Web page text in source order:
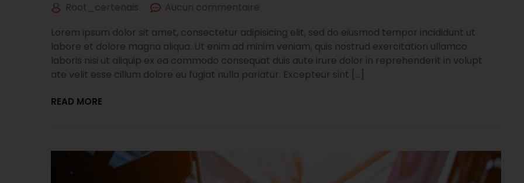
Root_certenais
Aucun commentaire
Lorem ipsum dolor sit amet, consectetur adipisicing elit, sed do eiusmod tempor incididunt ut
labore et dolore magna aliqua. Ut enim ad minim veniam, quis nostrud exercitation ullamco
laboris nisi ut aliquip ex ea commodo consequat duis aute irure dolor in reprehenderit in volupt
ate velit esse cillum dolore eu fugiat nulla pariatur. Excepteur sint […]
READ MORE